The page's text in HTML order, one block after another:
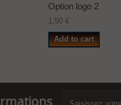
Option logo 2
1,50 €
Add to cart